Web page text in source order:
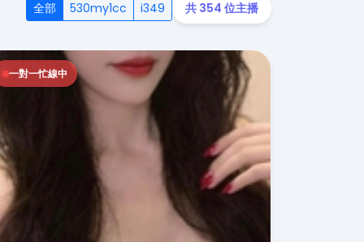
全部 530my1cc i349 共 354 位主播
一對一忙線中